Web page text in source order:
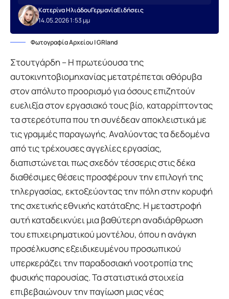
14.05.2026 1:53 μμ
Κατερίνα ΗλιάδουΓερμανίαΕιδήσεις
Φωτογραφία Αρχείου | GRland
Στουτγάρδη – Η πρωτεύουσα της
αυτοκινητοβιομηχανίας μετατρέπεται αθόρυβα
στον απόλυτο προορισμό για όσους επιζητούν
ευελιξία στον εργασιακό τους βίο, καταρρίπτοντας
τα στερεότυπα που τη συνέδεαν αποκλειστικά με
τις γραμμές παραγωγής. Αναλύοντας τα δεδομένα
από τις τρέχουσες αγγελίες εργασίας,
διαπιστώνεται πως σχεδόν τέσσερις στις δέκα
διαθέσιμες θέσεις προσφέρουν την επιλογή της
τηλεργασίας, εκτοξεύοντας την πόλη στην κορυφή
της σχετικής εθνικής κατάταξης. Η μεταστροφή
αυτή καταδεικνύει μια βαθύτερη αναδιάρθρωση
του επιχειρηματικού μοντέλου, όπου η ανάγκη
προσέλκυσης εξειδικευμένου προσωπικού
υπερκεράζει την παραδοσιακή νοοτροπία της
φυσικής παρουσίας. Τα στατιστικά στοιχεία
επιβεβαιώνουν την παγίωση μιας νέας